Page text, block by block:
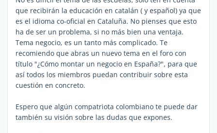
que recibirán la educación en catalán ( y español) ya que
es el idioma co-oficial en Cataluña. No pienses que esto
ha de ser un problema, si no más bien una ventaja.
Tema negocio, es un tanto más complicado. Te
recomiendo que abras un nuevo tema en el foro con
título "¿Cómo montar un negocio en España?", para que
así todos los miembros puedan contribuir sobre esta
cuestión en concreto.
Espero que algún compatriota colombiano te puede dar
también su visión sobre las dudas que expones.